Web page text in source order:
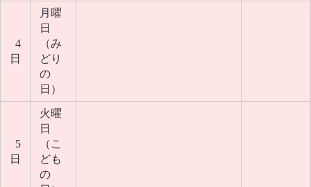
4
日
月曜
日
（み
どり
の
日）
5
日
火曜
日
（こ
ども
の